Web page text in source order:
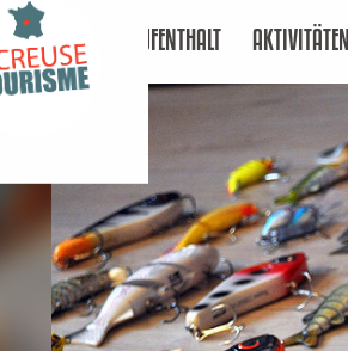
AUFENTHALT AKTIVITÄTEN